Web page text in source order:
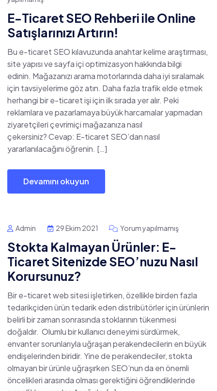
E-Ticaret SEO Rehberi ile Online
Satışlarınızı Artırın!
Bu e-ticaret SEO kılavuzunda anahtar kelime araştırması,
site yapısı ve sayfa içi optimizasyon hakkında bilgi
edinin. Mağazanızı arama motorlarında daha iyi sıralamak
için tavsiyelerime göz atın. Daha fazla trafik elde etmek
herhangi bir e-ticaret işi için ilk sırada yer alır. Peki
reklamlara ve pazarlamaya büyük harcamalar yapmadan
ziyaretçileri çevrimiçi mağazanıza nasıl
çekersiniz? Cevap: E-ticaret SEO’dan nasıl
yararlanılacağını öğrenin. […]
Devamını okuyun
Admin 29 Ekim 2021 Yorum yapılmamış
Stokta Kalmayan Ürünler: E-
Ticaret Sitenizde SEO’nuzu Nasıl
Korursunuz?
Bir e-ticaret web sitesi işletirken, özellikle birden fazla
tedarikçiden ürün tedarik eden distribütörler için ürünlerin
belirli bir zaman sonrasında stoklarının tükenmesi
doğaldır. Olumlu bir kullanıcı deneyimi sürdürmek,
envanter sorunlarıyla uğraşan perakendecilerin en büyük
endişelerinden biridir. Yine de perakendeciler, stokta
olmayan bir ürünle uğraşırken SEO’nun da en önemli
öncelikleri arasında olması gerektiğini öğrendiklerinde